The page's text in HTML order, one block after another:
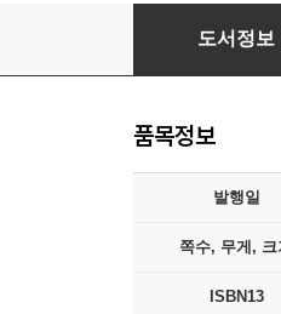
설민석의 조선왕
도서정보
품목정보
발행일
쪽수, 무게, 크
ISBN13